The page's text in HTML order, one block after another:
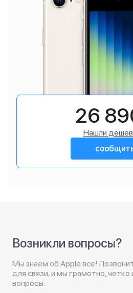
26
Нашли
Возникли вопросы?
Мы знаем об Apple все!
для связи, и мы грамотно, четко
вопросы.